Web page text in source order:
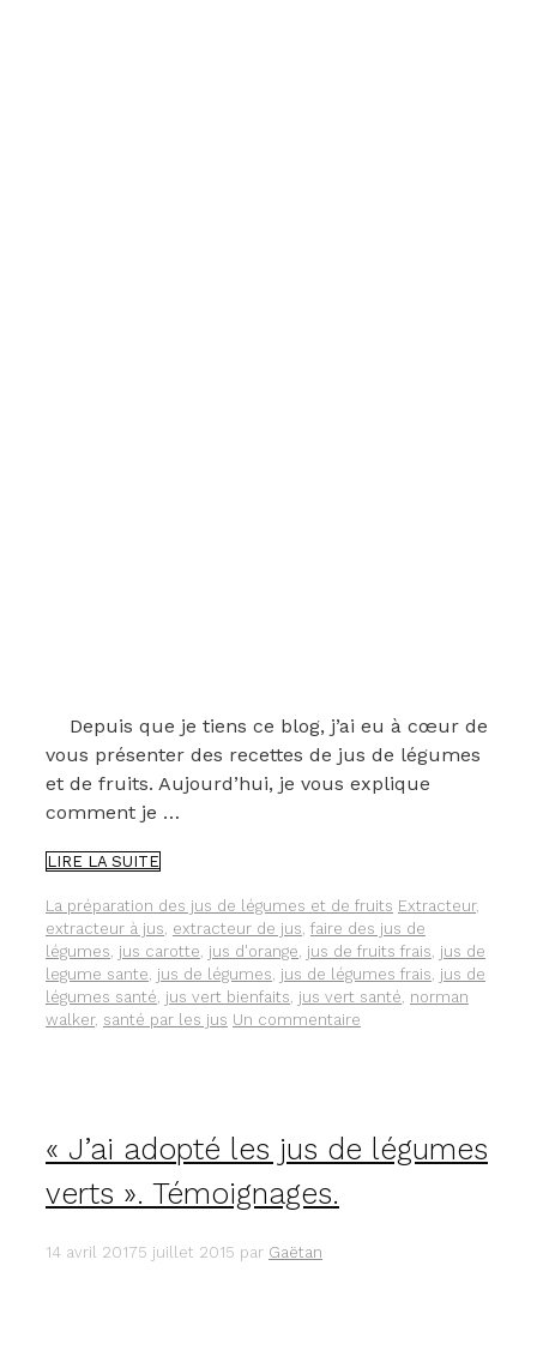
Depuis que je tiens ce blog, j’ai eu à cœur de
vous présenter des recettes de jus de légumes
et de fruits. Aujourd’hui, je vous explique
comment je …
LIRE LA SUITECOMMENT
PRÉPARE
MES
RECETTES
DE
JUS
DE
Catégories
La préparation des jus de légumes et de fruits Étiquettes
Extracteur,
extracteur à jus extracteur de jus faire des jus de
légumes jus carotte jus d'orange jus de fruits frais jus de
legume sante jus de légumes jus de légumes frais jus de
légumes santé jus vert bienfaits jus vert santé norman
walker, santé par les jus Un commentaire
« J’ai adopté les jus de légumes
verts ». Témoignages.
14 avril 20175 juillet 2015 par Gaëtan